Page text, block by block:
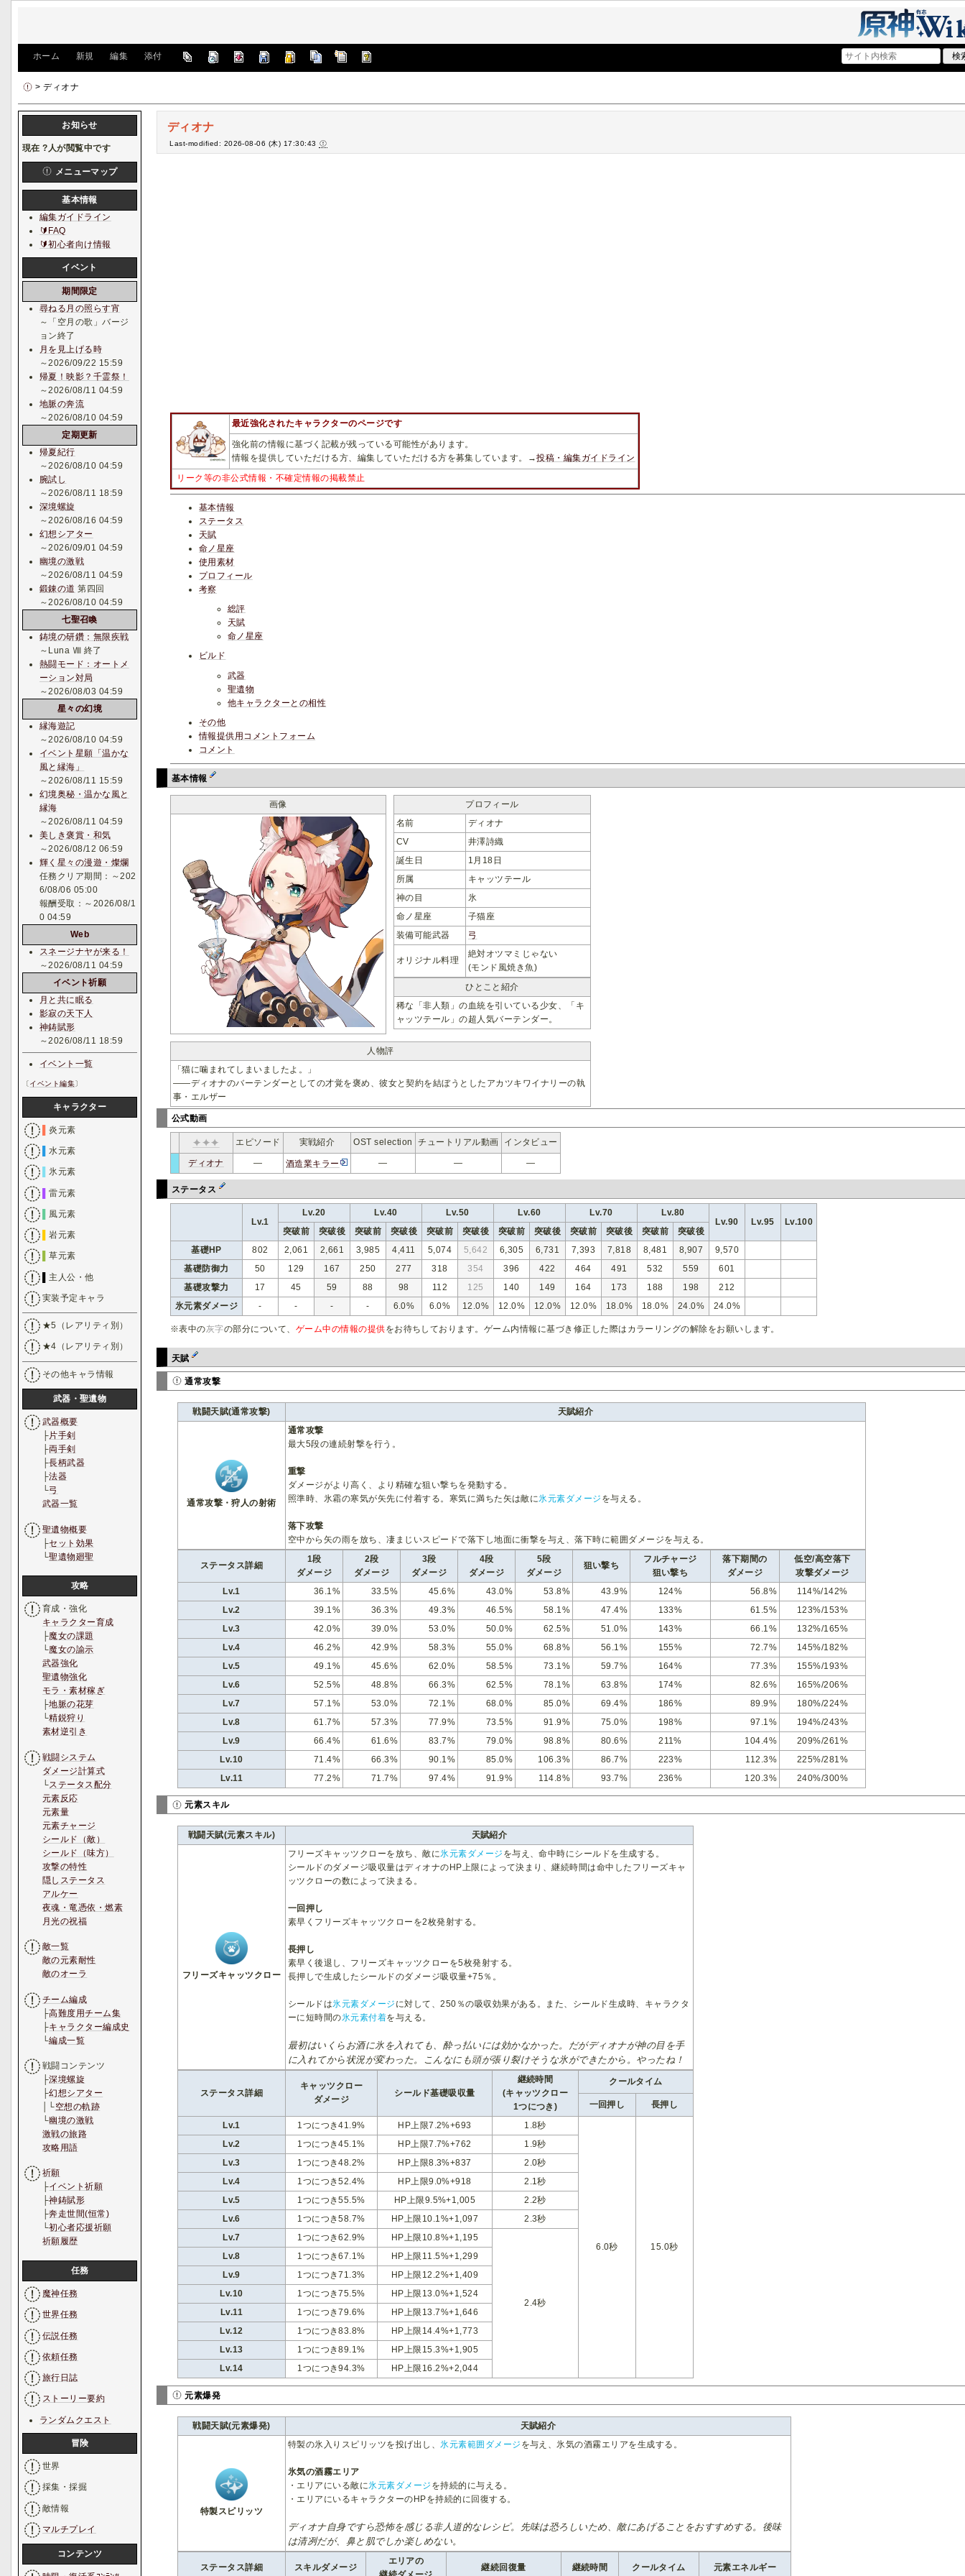
ホーム 新規 編集 添付
> ディオナ
ディオナ
Last-modified: 2026-08-06 (木) 17:30:43
最近強化されたキャラクターのページです
強化前の情報に基づく記載が残っている可能性があります。
情報を提供していただける方、編集していただける方を募集しています。→投稿・編集ガイドライン
リーク等の非公式情報・不確定情報の掲載禁止
基本情報
ステータス
天賦
命ノ星座
使用素材
プロフィール
考察
総評
天賦
命ノ星座
ビルド
武器
聖遺物
他キャラクターとの相性
その他
情報提供用コメントフォーム
コメント
基本情報
画像
プロフィール
名前
ディオナ
CV
井澤詩織
誕生日
1月18日
所属
キャッツテール
神の目
氷
命ノ星座
子猫座
装備可能武器
弓
オリジナル料理
絶対オツマミじゃない
(モンド風焼き魚)
ひとこと紹介
稀な「非人類」の血統を引いている少女、「キ
ャッツテール」の超人気バーテンダー。
人物評
「猫に噛まれてしまいましたよ。」
――ディオナのバーテンダーとしての才覚を褒め、彼女と契約を結ぼうとしたアカツキワイナリーの執
事・エルザー
公式動画
✦✦✦ エピソード 実戦紹介 OST selection チュートリアル動画 インタビュー
ﾃｲディオナ ― 酒造業キラー ― ― ―
ステータス
Lv.1
Lv.20 Lv.40 Lv.50 Lv.60 Lv.70
Lv.80
Lv.90
Lv.95
Lv.100
突破前
突破後 突破前 突破後 突破前 突破後 突破前 突破後 突破前 突破後 突破前
突破後
基礎HP
802 2,061 2,661 3,985 4,411 5,074 5,642 6,305 6,731 7,393 7,818 8,481 8,907
9,570
基礎防御力
50 129 167 250 277 318 354 396 422 464 491 532 559
601
基礎攻撃力
17 45 59 88 98 112 125 140 149 164 173 188 198
212
氷元素ダメージ
- - - - 6.0% 6.0% 12.0% 12.0% 12.0% 12.0% 18.0% 18.0% 24.0% 24.0%
※表中の灰字の部分について、 ゲーム中の情報の提供をお待ちしております。ゲーム内情報に基づき修正した際はカラーリングの解除をお願いします。
天賦
通常攻撃
戦闘天賦(通常攻撃) 天賦紹介
通常攻撃・狩人の射術
通常攻撃
最大5段の連続射撃を行う。
重撃
ダメージがより高く、より精確な狙い撃ちを発動する。
照準時、氷霜の寒気が矢先に付着する。寒気に満ちた矢は敵に氷元素ダメージ を与える。
落下攻撃
空中から矢の雨を放ち、凄まじいスピードで落下し地面に衝撃を与え、落下時に範囲ダメージを与える。
ステータス詳細
1段
ダメージ
2段
ダメージ
3段
ダメージ
4段
ダメージ
5段
ダメージ
狙い撃ち
フルチャージ
狙い撃ち
落下期間の
ダメージ
低空/高空落下
攻撃ダメージ
Lv.1
36.1% 33.5% 45.6% 43.0% 53.8% 43.9% 124% 56.8%
114%/142%
Lv.2
39.1% 36.3% 49.3% 46.5% 58.1% 47.4% 133% 61.5%
123%/153%
Lv.3
42.0% 39.0% 53.0% 50.0% 62.5% 51.0% 143% 66.1%
132%/165%
Lv.4
46.2% 42.9% 58.3% 55.0% 68.8% 56.1% 155% 72.7%
145%/182%
Lv.5
49.1% 45.6% 62.0% 58.5% 73.1% 59.7% 164% 77.3%
155%/193%
Lv.6
52.5% 48.8% 66.3% 62.5% 78.1% 63.8% 174% 82.6%
165%/206%
Lv.7
57.1% 53.0% 72.1% 68.0% 85.0% 69.4% 186% 89.9%
180%/224%
Lv.8
61.7% 57.3% 77.9% 73.5% 91.9% 75.0% 198% 97.1%
194%/243%
Lv.9
66.4% 61.6% 83.7% 79.0% 98.8% 80.6% 211% 104.4%
209%/261%
Lv.10
71.4% 66.3% 90.1% 85.0% 106.3% 86.7% 223% 112.3%
225%/281%
Lv.11
77.2% 71.7% 97.4% 91.9% 114.8% 93.7% 236% 120.3% 240%/300%
元素スキル
戦闘天賦(元素スキル) 天賦紹介
フリーズキャッツクロー
フリーズキャッツクローを放ち、敵に氷元素ダメージ を与え、命中時にシールドを生成する。
シールドのダメージ吸収量はディオナのHP上限によって決まり、継続時間は命中したフリーズキャ
ッツクローの数によって決まる。
一回押し
素早くフリーズキャッツクローを2枚発射する。
長押し
素早く後退し、フリーズキャッツクローを5枚発射する。
長押しで生成したシールドのダメージ吸収量+75％。
シールドは氷元素ダメージ に対して、250％の吸収効果がある。また、シールド生成時、キャラクタ
ーに短時間の氷元素付着を与える。
最初はいくらお酒に氷を入れても、酔っ払いには効かなかった。だがディオナが神の目を手
に入れてから状況が変わった。こんなにも頭が張り裂けそうな氷ができたから。やったね！
ステータス詳細
キャッツクロー
ダメージ
シールド基礎吸収量
継続時間
(キャッツクロー
1つにつき)
クールタイム
一回押し 長押し
Lv.1 1つにつき41.9% HP上限7.2%+693 1.8秒
6.0秒 15.0秒
Lv.2 1つにつき45.1% HP上限7.7%+762
1.9秒
Lv.3
1つにつき48.2% HP上限8.3%+837
2.0秒
Lv.4
1つにつき52.4% HP上限9.0%+918
2.1秒
Lv.5
1つにつき55.5% HP上限9.5%+1,005
2.2秒
Lv.6
1つにつき58.7% HP上限10.1%+1,097
2.3秒
Lv.7
1つにつき62.9% HP上限10.8%+1,195
2.4秒
Lv.8 1つにつき67.1%
HP上限11.5%+1,299
Lv.9
1つにつき71.3%
HP上限12.2%+1,409
Lv.10
1つにつき75.5%
HP上限13.0%+1,524
Lv.11
1つにつき79.6%
HP上限13.7%+1,646
Lv.12
1つにつき83.8%
HP上限14.4%+1,773
Lv.13
1つにつき89.1%
HP上限15.3%+1,905
Lv.14
1つにつき94.3% HP上限16.2%+2,044
元素爆発
戦闘天賦(元素爆発) 天賦紹介
特製スピリッツ
特製の氷入りスピリッツを投げ出し、 氷元素範囲ダメージ を与え、氷気の酒霧エリアを生成する。
氷気の酒霧エリア
・エリアにいる敵に氷元素ダメージ を持続的に与える。
・エリアにいるキャラクターのHPを持続的に回復する。
ディオナ自身ですら恐怖を感じる非人道的なレシピ。先味は恐ろしいため、敵にあげることをおすすめする。後味
は清冽だが、鼻と肌でしか楽しめない。
ステータス詳細 スキルダメージ
エリアの
継続回復量 継続時間 クールタイム 元素エネルギー
お知らせ
現在?人が閲覧中です
メニューマップ
基本情報
編集ガイドライン
🔰FAQ
🔰初心者向け情報
イベント
期間限定
尋ねる月の照らす宵
～「空月の歌」バージ
ョン終了
月を見上げる時
～2026/09/22 15:59
帰夏！映影？千霊祭！
～2026/08/11 04:59
地脈の奔流
～2026/08/10 04:59
定期更新
帰夏紀行
～2026/08/10 04:59
腕試し
～2026/08/11 18:59
深境螺旋
～2026/08/16 04:59
幻想シアター
～2026/09/01 04:59
幽境の激戦
～2026/08/11 04:59
鍛錬の道 第四回
～2026/08/10 04:59
七聖召喚
鋳境の研鑽：無限疾戦
～Luna Ⅷ 終了
熱闘モード：オートメ
ーション対局
～2026/08/03 04:59
星々の幻境
縁海遊記
～2026/08/10 04:59
イベント星願「温かな
風と縁海」
～2026/08/11 15:59
幻境奥秘・温かな風と
縁海
～2026/08/11 04:59
美しき褒賞・和気
～2026/08/12 06:59
輝く星々の漫遊・燦爛
任務クリア期間：～202
6/08/06 05:00
報酬受取：～2026/08/1
0 04:59
Web
スネージナヤが来る！
～2026/08/11 04:59
イベント祈願
月と共に眠る
影寂の天下人
神鋳賦形
～2026/08/11 18:59
イベント一覧
〔 イベント編集〕
キャラクター
▌炎元素
▌水元素
▌氷元素
▌雷元素
風元素
▌岩元素
▌草元素
主人公・他
実装予定キャラ
★5（レアリティ別）
★4（レアリティ別）
その他キャラ情報
武器・聖遺物
武器概要
├片手剣
├両手剣
├長柄武器
├法器
└弓
武器一覧
聖遺物概要
├セット効果
└聖遺物廻聖
攻略
育成・強化
キャラクター育成
├魔女の課題
└魔女の諭示
武器強化
聖遺物強化
モラ・素材稼ぎ
├地脈の花芽
└精鋭狩り
素材逆引き
戦闘システム
ダメージ計算式
└ステータス配分
元素反応
元素量
元素チャージ
シールド（敵）
シールド（味方）
攻撃の特性
隠しステータス
アルケー
夜魂・竜憑依・燃素
月光の祝福
敵一覧
敵の元素耐性
敵のオーラ
チーム編成
├高難度用チーム集
├キャラクター編成史
└編成一覧
戦闘コンテンツ
├深境螺旋
├幻想シアター
│└空想の軌跡
└幽境の激戦
激戦の旅路
攻略用語
祈願
├イベント祈願
├神鋳賦形
├奔走世間(恒常)
└初心者応援祈願
祈願履歴
任務
魔神任務
世界任務
伝説任務
依頼任務
旅行日誌
ストーリー要約
ランダムクエスト
冒険
世界
採集・採掘
敵情報
マルチプレイ
コンテンツ